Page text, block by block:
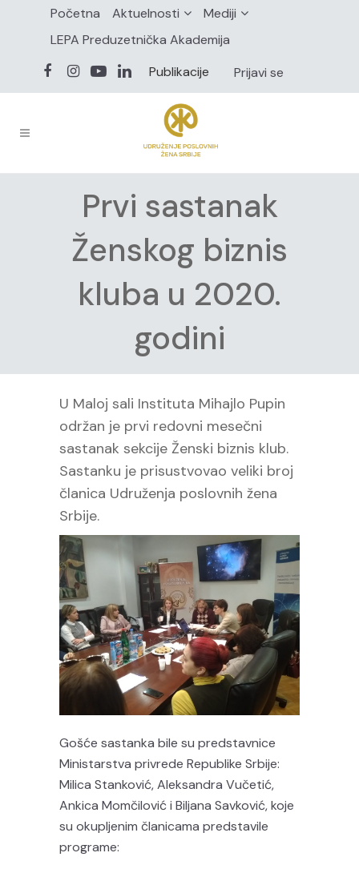
Početna Aktuelnosti
Mediji
LEPA Preduzetnička Akademija
Publikacije
Prijavi se
Prvi sastanak
Ženskog biznis
kluba u 2020.
godini
U Maloj sali Instituta Mihajlo Pupin
održan je prvi redovni mesečni
sastanak sekcije Ženski biznis klub.
Sastanku je prisustvovao veliki broj
članica Udruženja poslovnih žena
Srbije.
Gošće sastanka bile su predstavnice
Ministarstva privrede Republike Srbije:
Milica Stanković, Aleksandra Vučetić,
Ankica Momčilović i Biljana Savković, koje
su okupljenim članicama predstavile
programe: